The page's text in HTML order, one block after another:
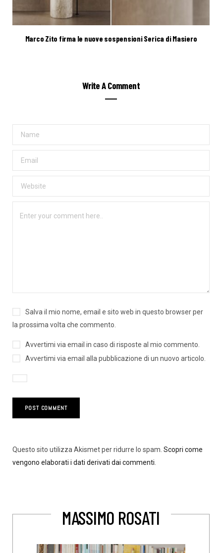
Marco Zito firma le nuove sospensioni Serica di Masiero
Write A Comment
Salva il mio nome, email e sito web in questo browser per
la prossima volta che commento.
Avvertimi via email in caso di risposte al mio commento.
Avvertimi via email alla pubblicazione di un nuovo articolo.
Questo sito utilizza Akismet per ridurre lo spam. Scopri come
vengono elaborati i dati derivati dai commenti
MASSIMO ROSATI